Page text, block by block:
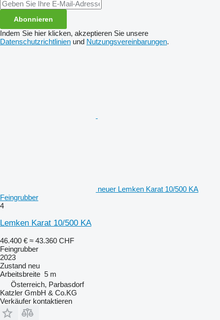
Abonnieren
Indem Sie hier klicken, akzeptieren Sie unsere
Datenschutzrichtlinien und Nutzungsvereinbarungen.
neuer Lemken Karat 10/500 KA
Feingrubber
4
Lemken Karat 10/500 KA
46.400 € ≈ 43.360 CHF
Feingrubber
2023
Zustand neu
Arbeitsbreite 5 m
Österreich, Parbasdorf
Katzler GmbH & Co.KG
Verkäufer kontaktieren